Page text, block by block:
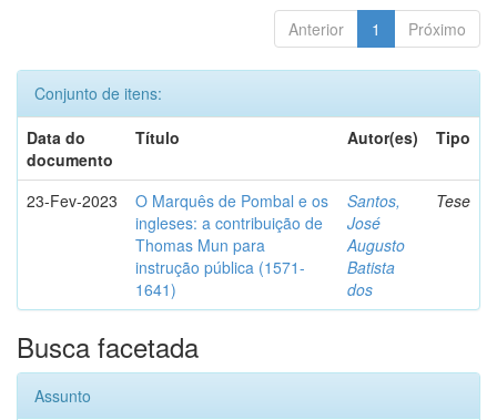
Anterior 1 Próximo
Conjunto de itens:
Data do
documento
Título Autor(es) Tipo
23-Fev-2023
O Marquês de Pombal e os
ingleses: a contribuição de
Thomas Mun para
instrução pública (1571-
1641)
Santos,
José
Augusto
Batista
dos
Tese
Busca facetada
Assunto